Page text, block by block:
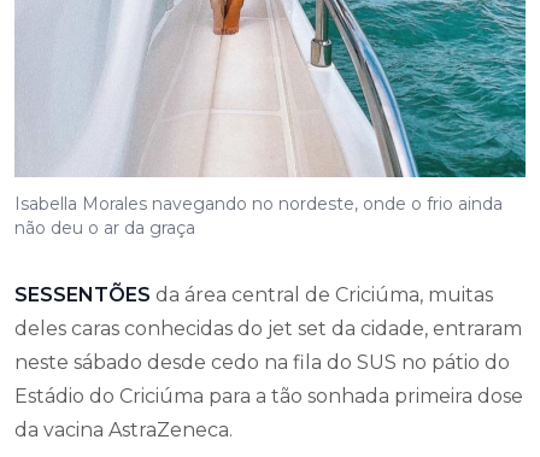
Isabella Morales navegando no nordeste, onde o frio ainda
não deu o ar da graça
SESSENTÕES da área central de Criciúma, muitas
deles caras conhecidas do jet set da cidade, entraram
neste sábado desde cedo na fila do SUS no pátio do
Estádio do Criciúma para a tão sonhada primeira dose
da vacina AstraZeneca.